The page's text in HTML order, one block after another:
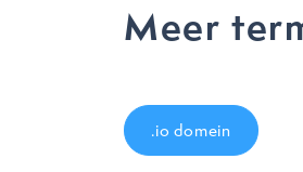
Meer
.io domein